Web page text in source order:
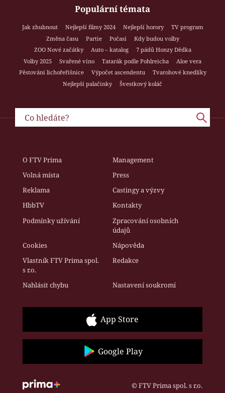
Populární témata
Jak zhubnout Nejlepší filmy 2024 Nejlepší horory
TV program
Změna času
Partie Počasí
Kdy budou volby
ZOO Nové začátky
Auto – katalog
7 pádů Honzy Dědka
Volby 2025
Svařené víno Tatarák podle Pohlreicha
Aloe vera
Pěstování lichořeřišnice
Výpočet ascendentu
Tvarohové knedlíky
Nejlepší palačinky
Švestkový koláč
O FTV Prima
Management
Volná místa
Press
Reklama
Castingy a výzvy
HbbTV
Kontakty
Podmínky užívání
Zpracování osobních
údajů
Cookies
Nápověda
Vlastník FTV Prima spol.
s r.o.
Redakce
Nahlásit chybu Nastavení soukromí
App Store
Google Play
© FTV Prima spol. s r.o.